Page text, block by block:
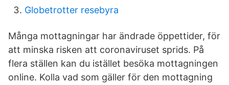
Globetrotter resebyra
Många mottagningar har ändrade öppettider, för
att minska risken att coronaviruset sprids. På
flera ställen kan du istället besöka mottagningen
online. Kolla vad som gäller för den mottagning